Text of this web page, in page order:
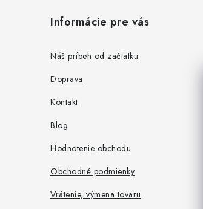
Informácie pre vás
Náš príbeh od začiatku
Doprava
Kontakt
Blog
Hodnotenie obchodu
Obchodné podmienky
Vrátenie, výmena tovaru